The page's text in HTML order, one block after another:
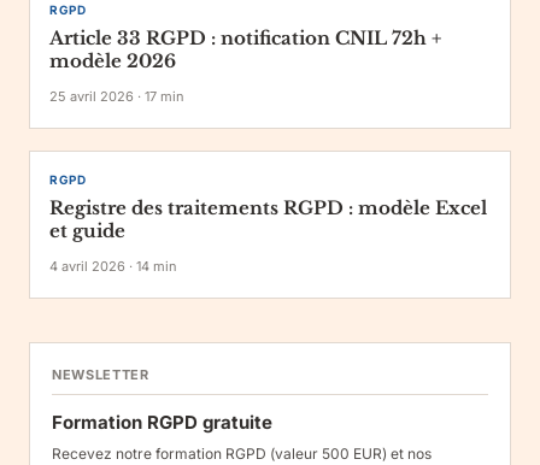
RGPD
Article 33 RGPD : notification CNIL 72h +
modèle 2026
25 avril 2026 · 17 min
RGPD
Registre des traitements RGPD : modèle Excel
et guide
4 avril 2026 · 14 min
NEWSLETTER
Formation RGPD gratuite
Recevez notre formation RGPD (valeur 500 EUR) et nos